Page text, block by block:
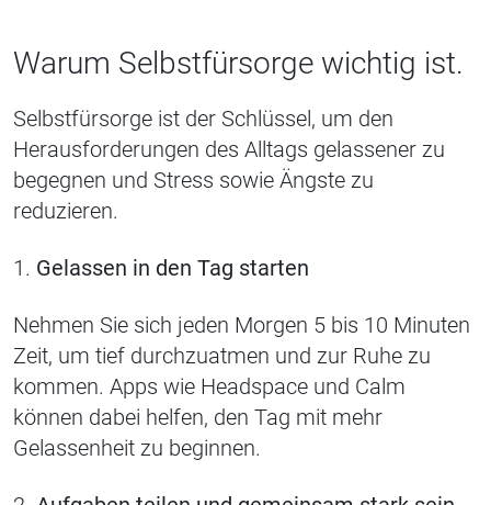
Warum Selbstfürsorge wichtig ist.
Selbstfürsorge ist der Schlüssel, um den
Herausforderungen des Alltags gelassener zu
begegnen und Stress sowie Ängste zu
reduzieren.
1. Gelassen in den Tag starten
Nehmen Sie sich jeden Morgen 5 bis 10 Minuten
Zeit, um tief durchzuatmen und zur Ruhe zu
kommen. Apps wie Headspace und Calm
können dabei helfen, den Tag mit mehr
Gelassenheit zu beginnen.